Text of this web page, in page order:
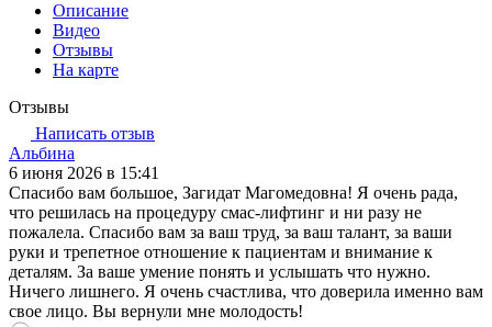
Описание
Видео
Отзывы
На карте
Отзывы
Написать отзыв
Альбина
6 июня 2026 в 15:41
Спасибо вам большое, Загидат Магомедовна! Я очень рада,
что решилась на процедуру смас-лифтинг и ни разу не
пожалела. Спасибо вам за ваш труд, за ваш талант, за ваши
руки и трепетное отношение к пациентам и внимание к
деталям. За ваше умение понять и услышать что нужно.
Ничего лишнего. Я очень счастлива, что доверила именно вам
свое лицо. Вы вернули мне молодость!